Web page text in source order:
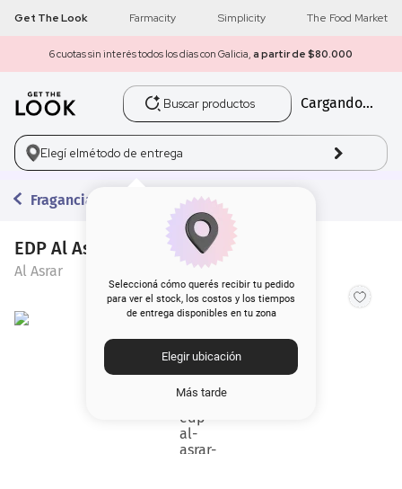
Get The Look Farmacity Simplicity The Food Market
6 cuotas sin interés todos los días con Galicia, a partir de $80.000
Buscar productos
Cargando...
Elegí elmétodo de entrega
Seleccioná cómo querés recibir tu pedido
para ver el stock, los costos y los tiempos
de entrega disponibles en tu zona
Elegir ubicación
Más tarde
Fragancias
EDP Al Asrar Zilzal x 100 ml
Al Asrar
1 get the look
2 máscara pestañas
3.
5. corrector
6.